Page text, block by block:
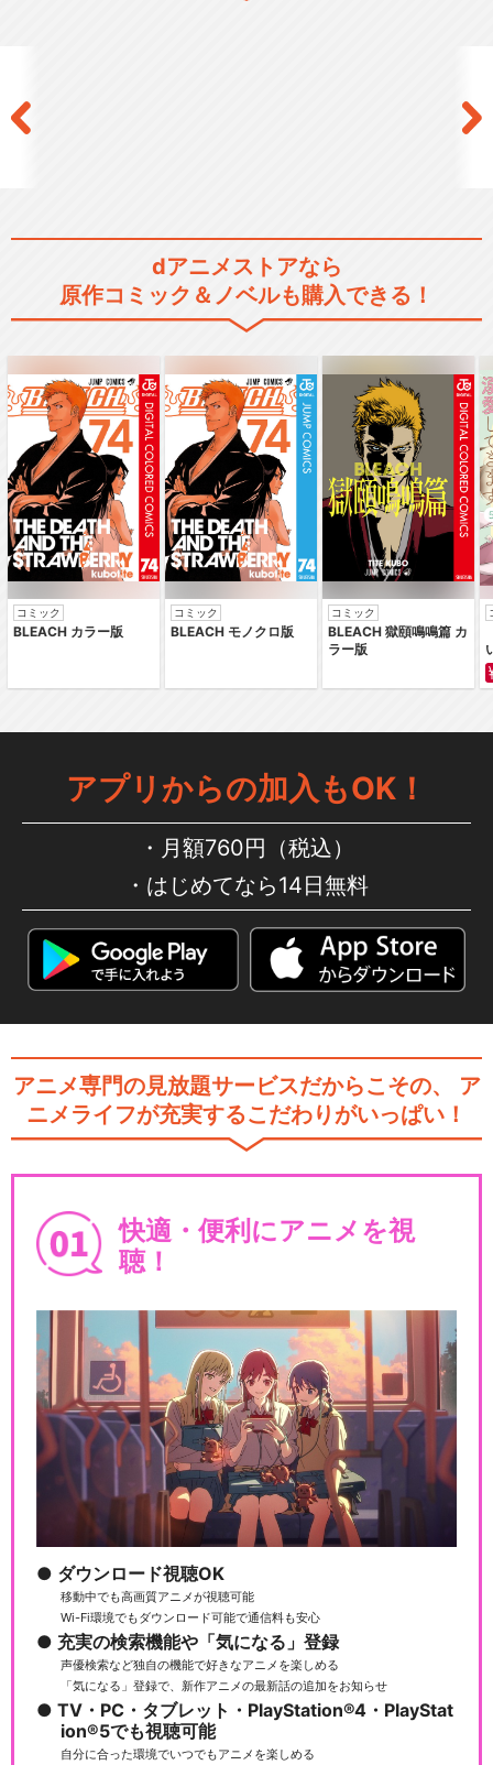
dアニメストアなら
原作コミック＆ノベルも購入できる！
コミック
BLEACH カラー版
コミック
BLEACH モノクロ版
コミック
BLEACH 獄頤鳴鳴篇 カ
ラー版
アプリからの加入もOK！
月額760円（税込）
はじめてなら14日無料
アニメ専門の見放題サービスだからこその、
ア
ニメライフが充実するこだわりがいっぱい！
快適・便利にアニメを視
聴！
ダウンロード視聴OK
移動中でも高画質アニメが視聴可能
Wi-Fi環境でもダウンロード可能で通信料も安心
充実の検索機能や「気になる」登録
声優検索など独自の機能で好きなアニメを楽しめる
「気になる」登録で、新作アニメの最新話の追加をお知らせ
TV・PC・タブレット・PlayStation®4・PlayStat
ion®5でも視聴可能
自分に合った環境でいつでもアニメを楽しめる